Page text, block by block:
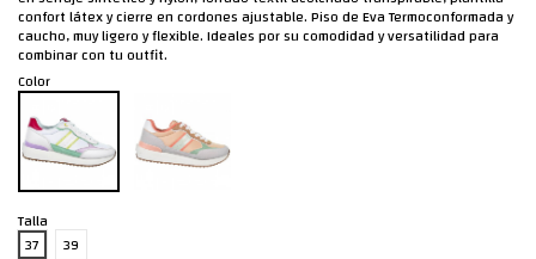
confort látex y cierre en cordones ajustable. Piso de Eva Termoconformada y
caucho, muy ligero y flexible. Ideales por su comodidad y versatilidad para
combinar con tu outfit.
Color
Talla
37
39